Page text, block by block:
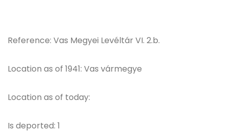
Reference: Vas Megyei Levéltár VI. 2.b.
Location as of 1941: Vas vármegye
Location as of today:
Is deported: 1